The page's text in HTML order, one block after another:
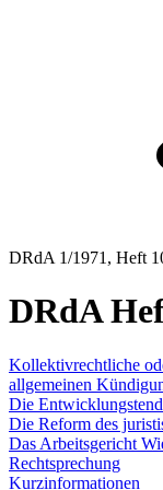
DRdA 1/1971, Heft
DRdA
Kollektivrechtliche
allgemeinen
Die
Die Reform des
Das Arbeitsgericht
Rechtsprechung
Kurzinformationen